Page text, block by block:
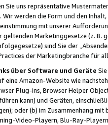
Sie uns repräsentative
Wir werden die Form und den
mit unserer
geltenden Marketinggesetze (z. B.
sind Sie der
der Marketingbranche für
über Software und Geräte
eine Amazon-Website wie
Plug-ins, Browser Helper
kann) und Geräten,
oder (b) im Zusammenhang
Video-Playern, Blu-Ray-